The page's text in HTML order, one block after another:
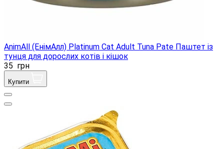
AnimAll (ЕнімАлл) Platinum Cat Adult Tuna Pate Паштет із
тунця для дорослих котів і кішок
35 грн
Купити